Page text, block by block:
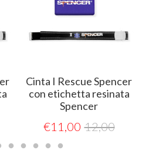
Cinta I Rescue Spencer
con etichetta resinata
Spencer
€11,00 12,00